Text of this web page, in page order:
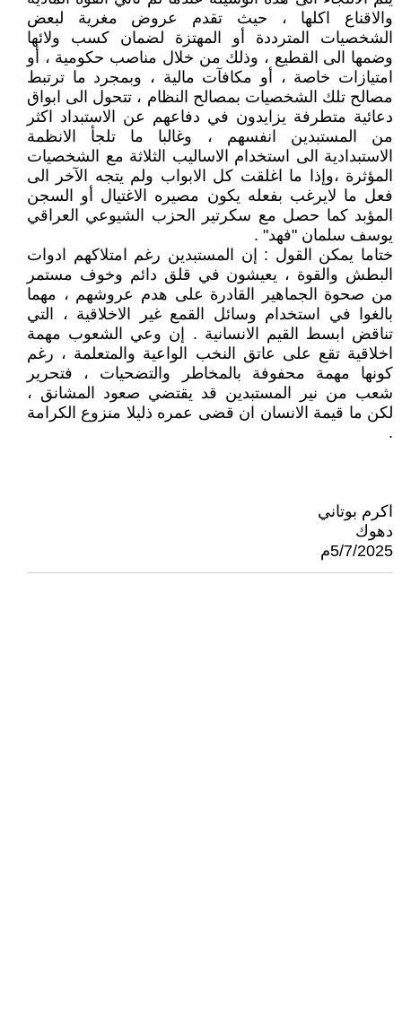
والاقناع اكلها ، حيث تقدم عروض مغرية لبعض
الشخصيات المترددة أو المهتزة لضمان كسب ولائها
وضمها الى القطيع ، وذلك من خلال مناصب حكومية ، أو
امتيازات خاصة ، أو مكافآت مالية ، وبمجرد ما ترتبط
مصالح تلك الشخصيات بمصالح النظام ، تتحول الى ابواق
دعائية متطرفة يزايدون في دفاعهم عن الاستبداد اكثر
من المستبدين انفسهم ، وغالبا ما تلجأ الانظمة
الاستبدادية الى استخدام الاساليب الثلاثة مع الشخصيات
المؤثرة ،وإذا ما اغلقت كل الابواب ولم يتجه الآخر الى
فعل ما لايرغب بفعله يكون مصيره الاغتيال أو السجن
المؤبد كما حصل مع سكرتير الحزب الشيوعي العراقي
يوسف سلمان "فهد" .
ختاما يمكن القول : إن المستبدين رغم امتلاكهم ادوات
البطش والقوة ، يعيشون في قلق دائم وخوف مستمر
من صحوة الجماهير القادرة على هدم عروشهم ، مهما
بالغوا في استخدام وسائل القمع غير الاخلاقية ، التي
تناقض ابسط القيم الانسانية . إن وعي الشعوب مهمة
اخلاقية تقع على عاتق النخب الواعية والمتعلمة ، رغم
كونها مهمة محفوفة بالمخاطر والتضحيات ، فتحرير
شعب من نير المستبدين قد يقتضي صعود المشانق ،
لكن ما قيمة الانسان ان قضى عمره ذليلا منزوع الكرامة
.
اكرم بوتاني
دهوك
5/7/2025م